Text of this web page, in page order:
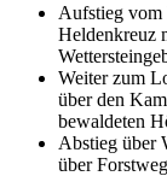
Aufstieg vom
Heldenkreuz
Weiter zum
über den
bewaldeten
Abstieg über
über